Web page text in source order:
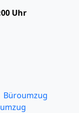
Uhr
Büroumzug